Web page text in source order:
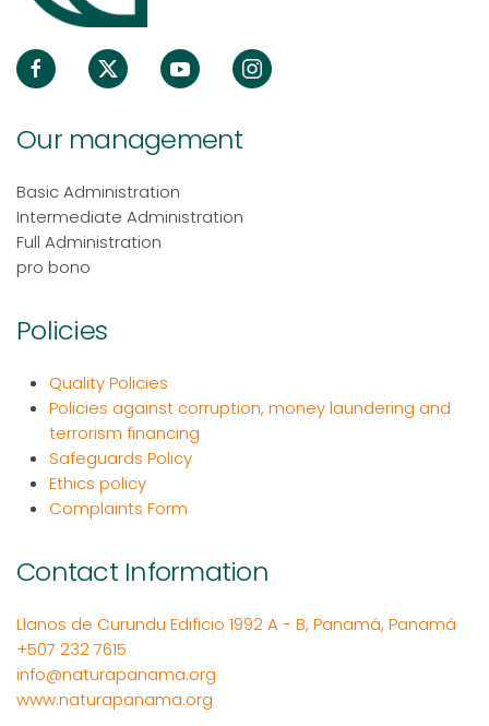
Our management
Basic Administration
Intermediate Administration
Full Administration
pro bono
Policies
Quality Policies
Policies against corruption, money laundering and
terrorism financing
Safeguards Policy
Ethics policy
Complaints Form
Contact Information
Llanos de Curundu Edificio 1992 A - B, Panamá, Panamá
+507 232 7615
info@naturapanama.org
www.naturapanama.org